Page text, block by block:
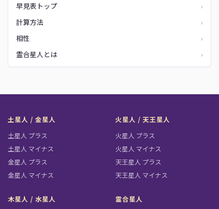
早見表トップ ›
計算方法 ›
相性 ›
霊合星人とは ›
土星人 / 金星人
土星人 プラス
土星人 マイナス
金星人 プラス
金星人 マイナス
火星人 / 天王星人
火星人 プラス
火星人 マイナス
天王星人 プラス
天王星人 マイナス
木星人 / 水星人
霊合星人